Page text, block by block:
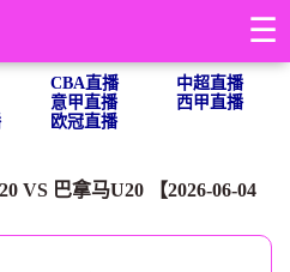
☰
CBA直播
中超直播
意甲直播
西甲直播
欧冠直播
VS 巴拿马U20 【2026-06-04